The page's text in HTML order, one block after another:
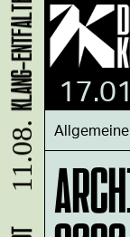
11.08.